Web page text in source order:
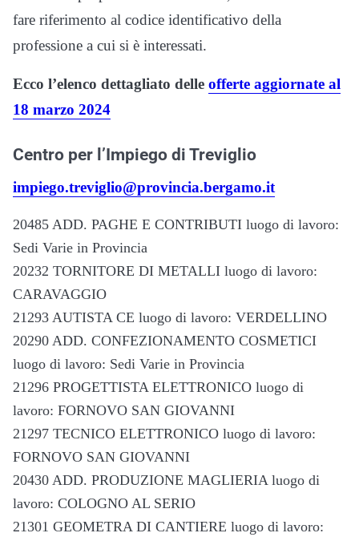
fare riferimento al codice identificativo della
professione a cui si è interessati.
Ecco l’elenco dettagliato delle offerte aggiornate al
18 marzo 2024
Centro per l’Impiego di Treviglio
impiego.treviglio@provincia.bergamo.it
20485 ADD. PAGHE E CONTRIBUTI luogo di lavoro:
Sedi Varie in Provincia
20232 TORNITORE DI METALLI luogo di lavoro:
CARAVAGGIO
21293 AUTISTA CE luogo di lavoro: VERDELLINO
20290 ADD. CONFEZIONAMENTO COSMETICI
luogo di lavoro: Sedi Varie in Provincia
21296 PROGETTISTA ELETTRONICO luogo di
lavoro: FORNOVO SAN GIOVANNI
21297 TECNICO ELETTRONICO luogo di lavoro:
FORNOVO SAN GIOVANNI
20430 ADD. PRODUZIONE MAGLIERIA luogo di
lavoro: COLOGNO AL SERIO
21301 GEOMETRA DI CANTIERE luogo di lavoro: